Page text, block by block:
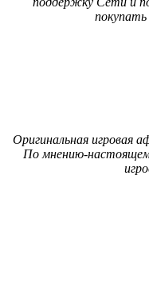
Оригинальная игровая
По мнению-